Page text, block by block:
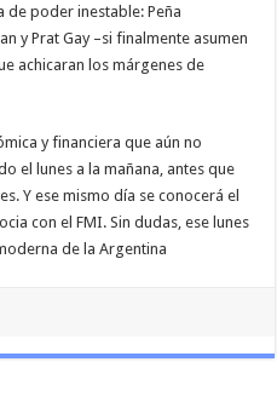
de poder inestable: Peña
y Prat Gay –si finalmente asumen
achicaran los márgenes de
y financiera que aún no
el lunes a la mañana, antes que
Y ese mismo día se conocerá el
con el FMI. Sin dudas, ese lunes
de la Argentina